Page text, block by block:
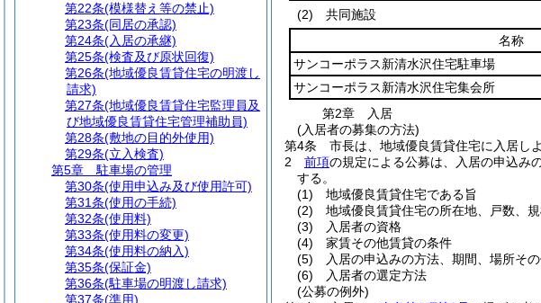
(2)
共同施設
名称
サンコーポラス新清水沢住宅駐車場
サンコーポラス新清水沢住宅集会所
第2章
入居
(入居者の募集の方法)
第4条
市長は、地域優良賃貸住宅に入居し
2
前項の規定による公募は、入居の申込み
する。
(1)
地域優良賃貸住宅である旨
(2)
地域優良賃貸住宅の所在地、戸数、
(3)
入居者の資格
(4)
家賃その他賃貸の条件
(5)
入居の申込みの方法、期間、場所そ
(6)
入居者の選定方法
(公募の例外)
第22条(模様替え等の禁止)
第23条(同居の承認)
第24条(入居の承継)
第25条(検査及び原状回復)
第26条(地域優良賃貸住宅の明渡し
請求)
第27条(地域優良賃貸住宅監理員及
び地域優良賃貸住宅管理補助員)
第28条(敷地の目的外使用)
第29条(立入検査)
第5章
駐車場の管理
第30条(使用申込み及び使用許可)
第31条(使用の手続)
第32条(使用料)
第33条(使用料の変更)
第34条(使用料の納入)
第35条(保証金)
第36条(駐車場の明渡し請求)
第37条(準用)